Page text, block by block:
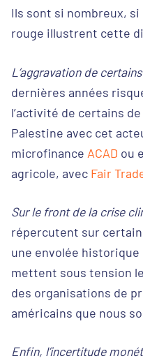
Ils sont si nombreux,
rouge illustrent cette
L’aggravation de
dernières années
l’activité de certains
Palestine avec cet
microfinance ACAD ou
agricole, avec Fair
Sur le front de la crise
répercutent sur
une envolée historique
mettent sous tension
des organisations de
américains que nous
Enfin, l’incertitude